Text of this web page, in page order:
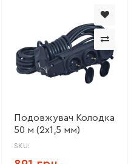
Подовжувач Колодка
50 м (2х1,5 мм)
SKU: